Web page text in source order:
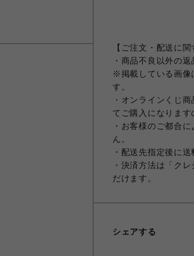
【ご注文・配送に関
・商品不良以外の
※掲載している画像
す。
・オンラインくじ
てご購入になります
・お客様のご都合
ん。
・配送先指定後に送
・決済方法は「ク
だけます。
シェアする